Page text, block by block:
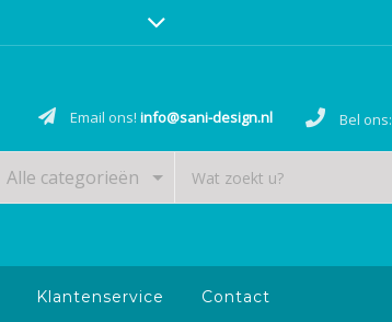
Email ons! info@sani-design.nl Bel ons:
Alle categorieën
Klantenservice Contact